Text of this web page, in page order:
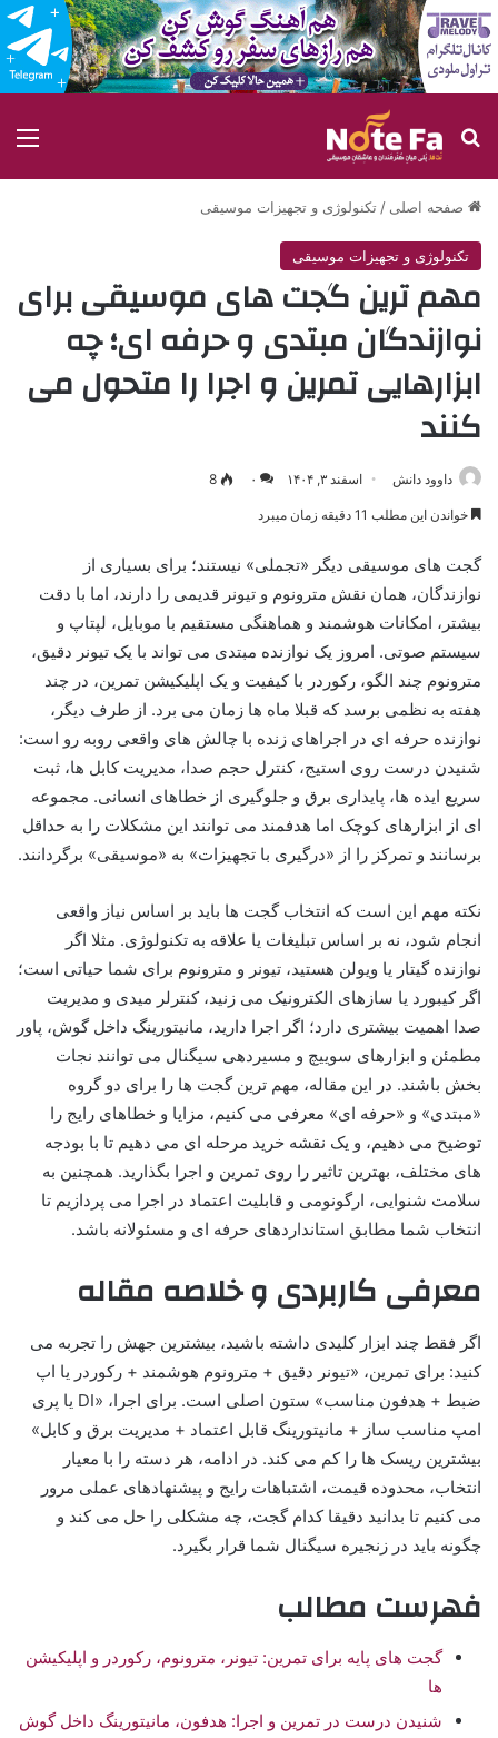
جستجو برای
صفحه اصلی / تکنولوژی و تجهیزات موسیقی
تکنولوژی و تجهیزات موسیقی
مهم ترین گجت های موسیقی برای
نوازندگان مبتدی و حرفه ای؛ چه
ابزارهایی تمرین و اجرا را متحول می
کنند
داوود دانش اسفند ۳, ۱۴۰۴ ۰ 8
خواندن این مطلب 11 دقیقه زمان میبرد
گجت های موسیقی دیگر «تجملی» نیستند؛ برای بسیاری از
نوازندگان، همان نقش مترونوم و تیونر قدیمی را دارند، اما با دقت
بیشتر، امکانات هوشمند و هماهنگی مستقیم با موبایل، لپتاپ و
سیستم صوتی. امروز یک نوازنده مبتدی می تواند با یک تیونر دقیق،
مترونوم چند الگو، رکوردر با کیفیت و یک اپلیکیشن تمرین، در چند
هفته به نظمی برسد که قبلا ماه ها زمان می برد. از طرف دیگر،
نوازنده حرفه ای در اجراهای زنده با چالش های واقعی روبه رو است:
شنیدن درست روی استیج، کنترل حجم صدا، مدیریت کابل ها، ثبت
سریع ایده ها، پایداری برق و جلوگیری از خطاهای انسانی. مجموعه
ای از ابزارهای کوچک اما هدفمند می توانند این مشکلات را به حداقل
برسانند و تمرکز را از «درگیری با تجهیزات» به «موسیقی» برگردانند.
نکته مهم این است که انتخاب گجت ها باید بر اساس نیاز واقعی
انجام شود، نه بر اساس تبلیغات یا علاقه به تکنولوژی. مثلا اگر
نوازنده گیتار یا ویولن هستید، تیونر و مترونوم برای شما حیاتی است؛
اگر کیبورد یا سازهای الکترونیک می زنید، کنترلر میدی و مدیریت
صدا اهمیت بیشتری دارد؛ اگر اجرا دارید، مانیتورینگ داخل گوش، پاور
مطمئن و ابزارهای سوییچ و مسیردهی سیگنال می توانند نجات
بخش باشند. در این مقاله، مهم ترین گجت ها را برای دو گروه
«مبتدی» و «حرفه ای» معرفی می کنیم، مزایا و خطاهای رایج را
توضیح می دهیم، و یک نقشه خرید مرحله ای می دهیم تا با بودجه
های مختلف، بهترین تاثیر را روی تمرین و اجرا بگذارید. همچنین به
سلامت شنوایی، ارگونومی و قابلیت اعتماد در اجرا می پردازیم تا
انتخاب شما مطابق استانداردهای حرفه ای و مسئولانه باشد.
معرفی کاربردی و خلاصه مقاله
اگر فقط چند ابزار کلیدی داشته باشید، بیشترین جهش را تجربه می
کنید: برای تمرین، «تیونر دقیق + مترونوم هوشمند + رکوردر یا اپ
ضبط + هدفون مناسب» ستون اصلی است. برای اجرا، «DI یا پری
امپ مناسب ساز + مانیتورینگ قابل اعتماد + مدیریت برق و کابل»
بیشترین ریسک ها را کم می کند. در ادامه، هر دسته را با معیار
انتخاب، محدوده قیمت، اشتباهات رایج و پیشنهادهای عملی مرور
می کنیم تا بدانید دقیقا کدام گجت، چه مشکلی را حل می کند و
چگونه باید در زنجیره سیگنال شما قرار بگیرد.
فهرست مطالب
گجت های پایه برای تمرین: تیونر، مترونوم، رکوردر و اپلیکیشن
ها
شنیدن درست در تمرین و اجرا: هدفون، مانیتورینگ داخل گوش